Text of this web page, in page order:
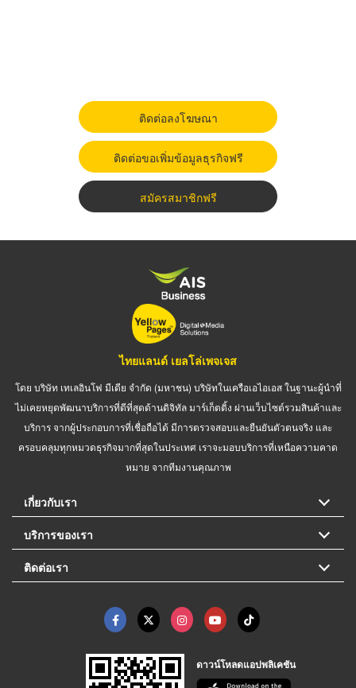
ติดต่อลงโฆษณา
ติดต่อขอเพิ่มข้อมูลธุรกิจฟรี
สมัครสมาชิกฟรี
ไทยแลนด์ เยลโล่เพจเจส
โดย บริษัท เทเลอินโฟ มีเดีย จำกัด (มหาชน) บริษัทในเครือเอไอเอส ในฐานะผู้นำที่
ไม่เคยหยุดพัฒนาบริการที่ดีที่สุดด้านดิจิทัล มาร์เก็ตติ้ง ผ่านเว็บไซต์รวมสินค้าและ
บริการ จากผู้ประกอบการที่เชื่อถือได้ มีการตรวจสอบและยืนยันตัวตนจริง และ
ครอบคลุมทุกหมวดธุรกิจมากที่สุดในประเทศ เราจะมอบบริการที่เหนือความคาด
หมาย จากทีมงานคุณภาพ
เกี่ยวกับเรา
บริการของเรา
ติดต่อเรา
ดาวน์โหลดแอปพลิเคชัน